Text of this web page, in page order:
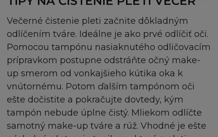
Riešenie pre Vašu pleť
Hydratácia
Nedokonalosti pleti
Začervenanie pleti
Výživa suchej pokožky
Pokožka so sklonmi k atopii
Regeneračná starostlivosť
Večerné čistenie pleti začnite dôkladným
odlíčením tváre. Ideálne je ako prvé odlíčiť oči.
Pomocou tampónu nasiaknutého odličovacím
prípravkom postupne odstráňte očný make-
up smerom od vonkajšieho kútika oka k
vnútornému. Potom ďalším tampónom oči
ešte dočistite a pokračujte dovtedy, kým
tampón nebude úplne čistý. Mliekom odlíčte
samotný make-up tváre a rúž. Vhodné je ešte
Stránkám či ke stránkám na které Stránky
odkazují, L´Oréal také nepřijímá žádnou
zodpovědnost za jakkékoliv ztráty nebo škody
nebo pokuty či závazky plynoucích z
případné újmy, které mohou být způsobeny
důsledkem odkazu či připojení k jakémukoliv
místu souvisejícímu se Stránkami.
DUŠEVNÍ VLASTNICTVÍ